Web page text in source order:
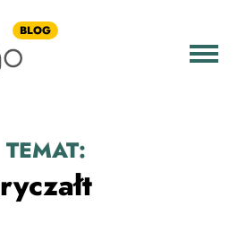
BLOG
TEMAT:
ryczałt